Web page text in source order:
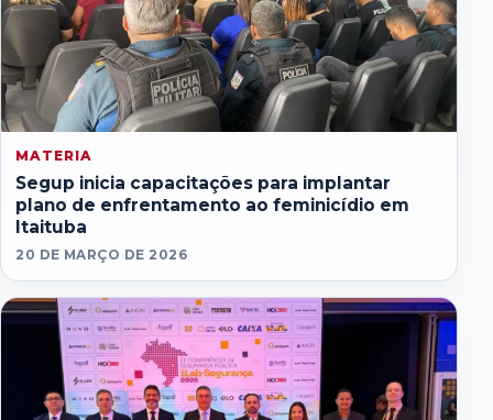
MATERIA
Segup inicia capacitações para implantar
plano de enfrentamento ao feminicídio em
Itaituba
20 DE MARÇO DE 2026